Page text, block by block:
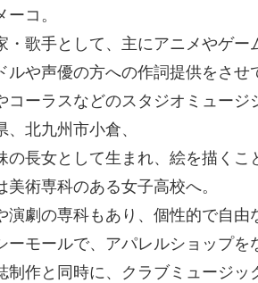
コ。
・歌手として、主にアニメやゲー
ルや声優の方への作詞提供をさせ
コーラスなどのスタジオミュージ
、北九州市小倉、
の長女として生まれ、絵を描くこ
美術専科のある女子高校へ。
演劇の専科もあり、個性的で自由
ーモールで、アパレルショップを
制作と同時に、クラブミュージッ